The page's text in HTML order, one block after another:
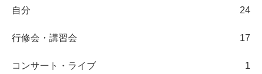
自分 24
行修会・講習会 17
コンサート・ライブ 1